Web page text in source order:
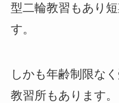
型二輪教習もあり
す。
しかも年齢制限な
教習所もあります。